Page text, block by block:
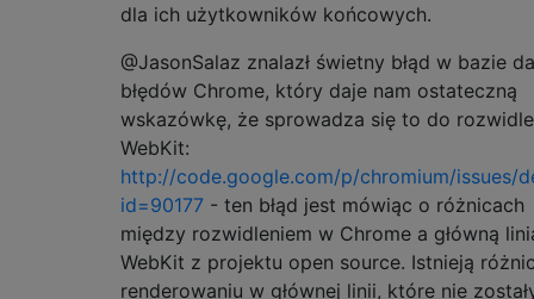
dla ich użytkowników końcowych.
@JasonSalaz znalazł świetny błąd w bazie
błędów Chrome, który daje nam ostateczną
wskazówkę, że sprowadza się to do
WebKit:
http://code.google.com/p/chromium/issues/
id=90177 - ten błąd jest mówiąc o różnicach
między rozwidleniem w Chrome a główną
WebKit z projektu open source. Istnieją
renderowaniu w głównej linii, które nie